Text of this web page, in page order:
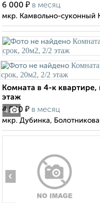
6 000 ₽ в месяц
мкр. Камвольно-суконный
4
Комната в 4-к
этаж
4 500 ₽ в месяц
мкр. Дубинка,
‹